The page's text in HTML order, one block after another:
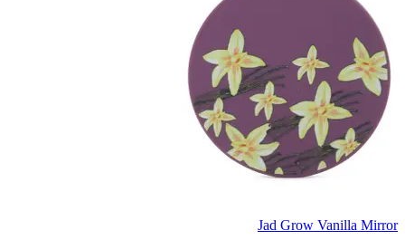
Jad Grow Vanilla Mirror